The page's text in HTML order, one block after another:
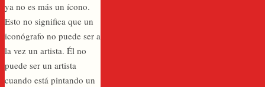
ya no es más un ícono.
Esto no significa que un
iconógrafo no puede ser a
la vez un artista. Él no
puede ser un artista
cuando está pintando un